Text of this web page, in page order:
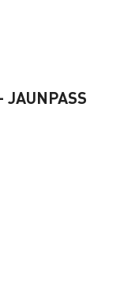
JAUNPASS